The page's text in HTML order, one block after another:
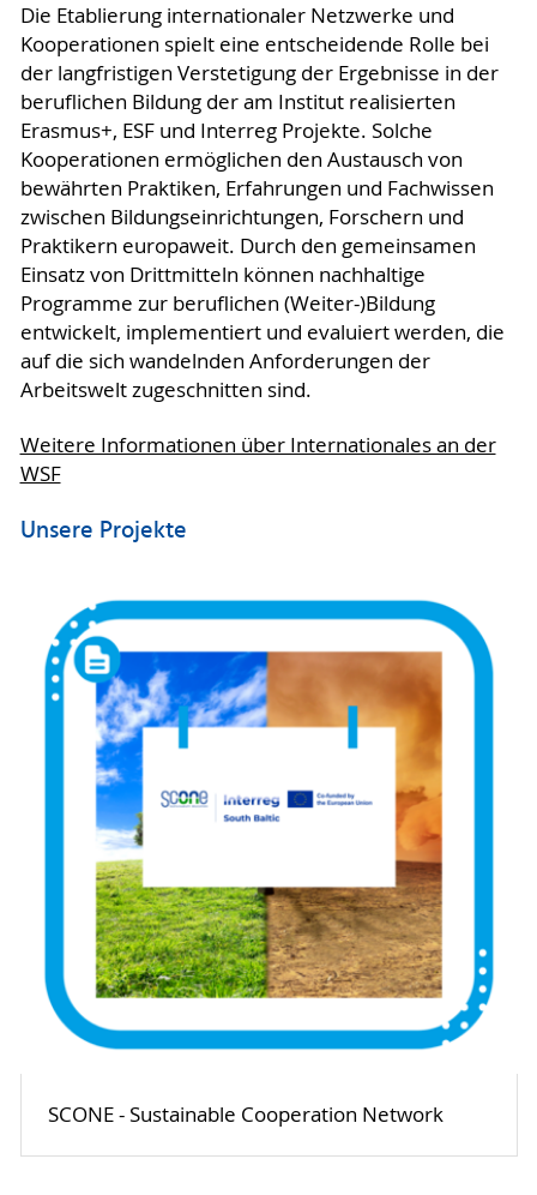
Die Etablierung internationaler Netzwerke und
Kooperationen spielt eine entscheidende Rolle bei
der langfristigen Verstetigung der Ergebnisse in der
beruflichen Bildung der am Institut realisierten
Erasmus+, ESF und Interreg Projekte. Solche
Kooperationen ermöglichen den Austausch von
bewährten Praktiken, Erfahrungen und Fachwissen
zwischen Bildungseinrichtungen, Forschern und
Praktikern europaweit. Durch den gemeinsamen
Einsatz von Drittmitteln können nachhaltige
Programme zur beruflichen (Weiter-)Bildung
entwickelt, implementiert und evaluiert werden, die
auf die sich wandelnden Anforderungen der
Arbeitswelt zugeschnitten sind.
Weitere Informationen über Internationales an der
WSF
Unsere Projekte
SCONE - Sustainable Cooperation Network